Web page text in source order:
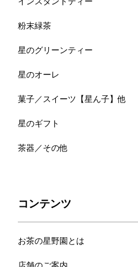
粉末緑茶
星のグリーンティー
星のオーレ
菓子／スイーツ【星ん子】他
星のギフト
茶器／その他
コンテンツ
お茶の星野園とは